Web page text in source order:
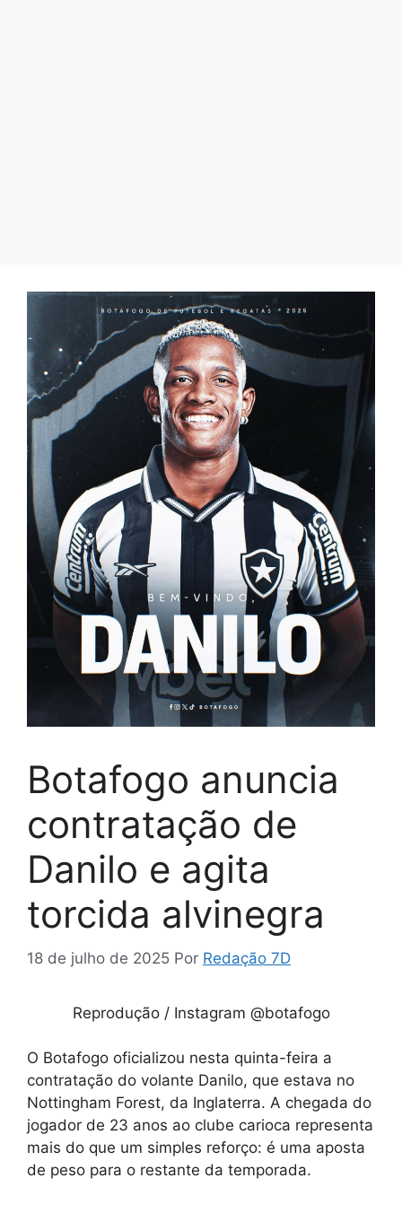
Botafogo anuncia
contratação de
Danilo e agita
torcida alvinegra
18 de julho de 2025 Por Redação 7D
Reprodução / Instagram @botafogo
O Botafogo oficializou nesta quinta-feira a
contratação do volante Danilo, que estava no
Nottingham Forest, da Inglaterra. A chegada do
jogador de 23 anos ao clube carioca representa
mais do que um simples reforço: é uma aposta
de peso para o restante da temporada.